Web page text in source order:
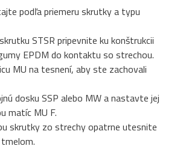
podľa priemeru skrutky a typu
STSR pripevnite ku konštrukcii
EPDM do kontaktu so strechou.
MU na tesnení, aby ste zachovali
dosku SSP alebo MW a nastavte jej
matíc MU F.
skrutky zo strechy opatrne utesnite